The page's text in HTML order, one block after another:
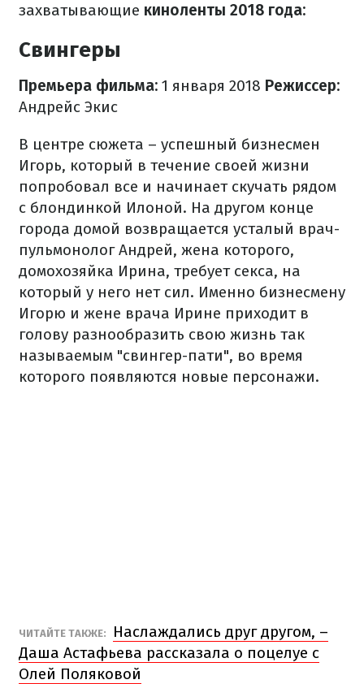
захватывающие киноленты 2018 года:
Свингеры
Премьера фильма: 1 января 2018 Режиссер:
Андрейс Экис
В центре сюжета – успешный бизнесмен
Игорь, который в течение своей жизни
попробовал все и начинает скучать рядом
с блондинкой Илоной. На другом конце
города домой возвращается усталый врач-
пульмонолог Андрей, жена которого,
домохозяйка Ирина, требует секса, на
который у него нет сил. Именно бизнесмену
Игорю и жене врача Ирине приходит в
голову разнообразить свою жизнь так
называемым "свингер-пати", во время
которого появляются новые персонажи.
ЧИТАЙТЕ ТАКЖЕ:
Наслаждались друг другом, –
Даша Астафьева рассказала о поцелуе с
Олей Поляковой